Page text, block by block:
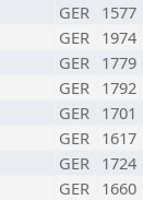
GER 1577
GER 1974
GER 1779
GER 1792
GER 1701
GER 1617
GER 1724
GER 1660